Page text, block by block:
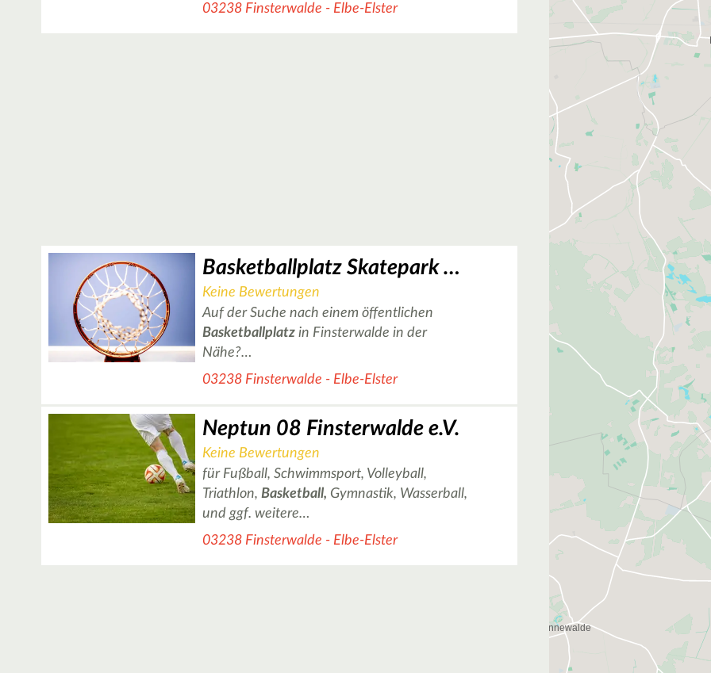
03238 Finsterwalde - Elbe-Elster
Basketballplatz Skatepark Tuchmacherstraße in Finsterwalde
Keine Bewertungen
Auf der Suche nach einem öffentlichen
Basketballplatz in Finsterwalde in der
Nähe?…
03238 Finsterwalde - Elbe-Elster
Neptun 08 Finsterwalde e.V.
Keine Bewertungen
für Fußball, Schwimmsport, Volleyball,
Triathlon, Basketball, Gymnastik, Wasserball,
und ggf. weitere…
03238 Finsterwalde - Elbe-Elster